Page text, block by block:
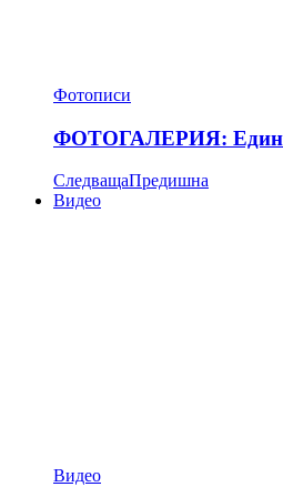
Фотописи
ФОТОГАЛЕРИЯ: Един
СледващаПредишна
Видео
Видео